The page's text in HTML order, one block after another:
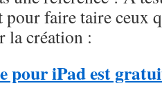
pour faire taire ceux
la création :
pour iPad est